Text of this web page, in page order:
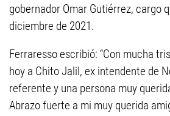
gobernador Omar Gutiérrez, cargo
diciembre de 2021.
Ferraresso escribió: “Con mucha
hoy a Chito Jalil, ex intendente de
referente y una persona muy
Abrazo fuerte a mi muy querida